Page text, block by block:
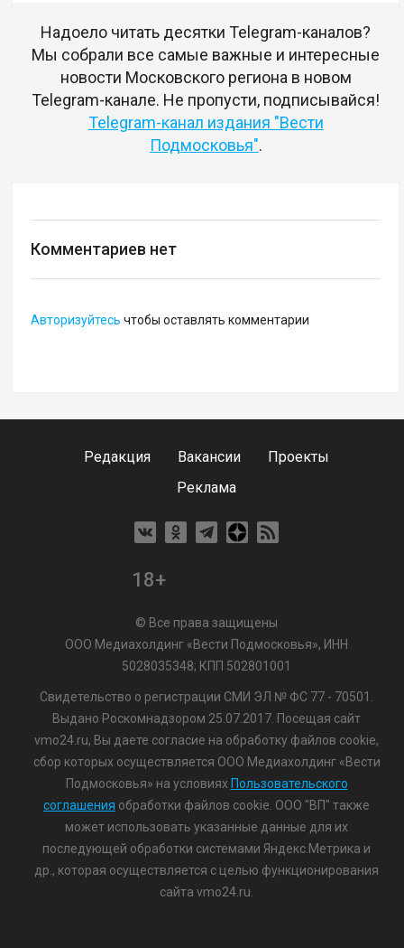
Надоело читать десятки Telegram-каналов?
Мы собрали все самые важные и интересные
новости Московского региона в новом
Telegram-канале. Не пропусти, подписывайся!
Telegram-канал издания "Вести
Подмосковья".
Комментариев нет
Авторизуйтесь чтобы оставлять комментарии
Редакция Вакансии
Проекты
Реклама
18+
© Все права защищены
ООО Медиахолдинг «Вести Подмосковья», ИНН
5028035348; КПП 502801001
Свидетельство о регистрации СМИ ЭЛ № ФС 77 - 70501.
Выдано Роскомнадзором 25.07.2017. Посещая сайт
vmo24.ru, Вы даете согласие на обработку файлов cookie,
сбор которых осуществляется ООО Медиахолдинг «Вести
Подмосковья» на условиях Пользовательского
соглашения обработки файлов cookie. ООО "ВП" также
может использовать указанные данные для их
последующей обработки системами Яндекс.Метрика и
др., которая осуществляется с целью функционирования
сайта vmo24.ru.